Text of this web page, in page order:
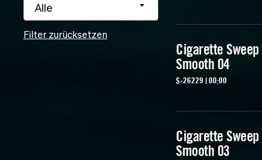
Alle
Filter zurücksetzen
Cigarette Sweep
Smooth 04
S-26229 | 00:00
Cigarette Sweep
Smooth 03